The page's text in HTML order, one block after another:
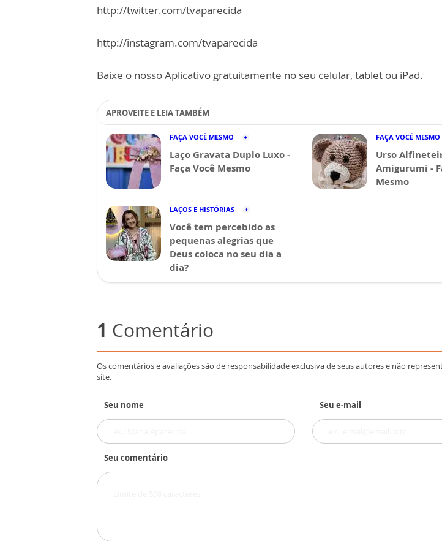
http://twitter.com/tvaparecida
http://instagram.com/tvaparecida
Baixe o nosso Aplicativo gratuitamente no seu celular, tablet ou iPad.
APROVEITE E LEIA TAMBÉM
FAÇA VOCÊ MESMO
Laço Gravata Duplo Luxo -
Faça Você Mesmo
FAÇA VOCÊ MESMO
Urso
Amigurumi -
Mesmo
LAÇOS E HISTÓRIAS
Você tem percebido as
pequenas alegrias que
Deus coloca no seu dia a
dia?
1 Comentário
Os comentários e avaliações são de responsabilidade exclusiva de seus autores e não
site.
Seu nome Seu e-mail
Seu comentário